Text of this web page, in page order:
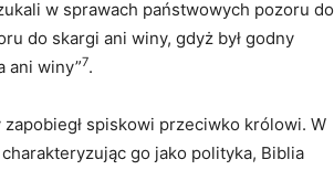
w sprawach państwowych pozoru do
do skargi ani winy, gdyż był godny
ani winy”7.
spiskowi przeciwko królowi. W
go jako polityka, Biblia